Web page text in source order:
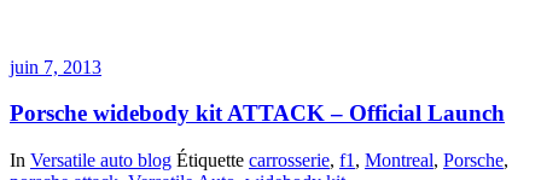
juin 7, 2013
Porsche widebody kit ATTACK – Official Launch
In Versatile auto blog Étiquette carrosserie, f1 , Montreal, Porsche,